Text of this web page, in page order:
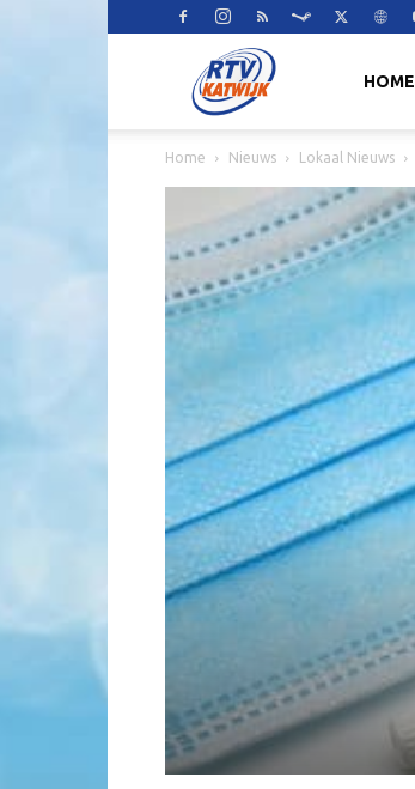
HOME
Home Nieuws Lokaal Nieuws